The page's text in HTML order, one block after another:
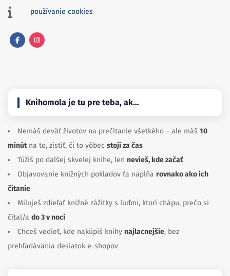
používanie cookies
Knihomola je tu pre teba, ak…
Nemáš deväť životov na prečítanie všetkého – ale máš 10
minútna to, zistiť, či to vôbec stojí za čas
Túžiš po ďalšej skvelej knihe, len nevieš, kde začať
Objavovanie knižných pokladov ťa napĺňa rovnako ako ich
čítanie
Miluješ zdieľať knižné zážitky s ľuďmi, ktorí chápu, prečo si
čítal/a do 3 v noci
Chceš vedieť, kde nakúpiš knihy najlacnejšie, bez
prehľadávania desiatok e-shopov